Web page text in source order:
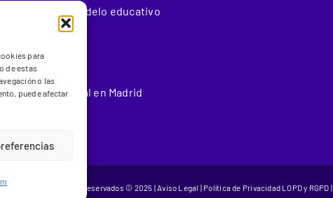
para
de estas
o las
puede afectar
de nuestro modelo educativo
educativos
Educativas
Internacional en Madrid
| Todos los Derechos Reservados © 2025 |Aviso Legal | Política de Privacidad LOPD y RGPD |